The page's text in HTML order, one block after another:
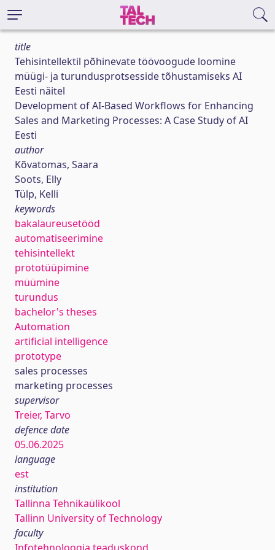
title
Tehisintellektil põhinevate töövoogude loomine
müügi- ja turundusprotsesside tõhustamiseks AI
Eesti näitel
Development of AI-Based Workflows for Enhancing
Sales and Marketing Processes: A Case Study of AI
Eesti
author
Kõvatomas, Saara
Soots, Elly
Tülp, Kelli
keywords
bakalaureusetööd
automatiseerimine
tehisintellekt
prototüüpimine
müümine
turundus
bachelor's theses
Automation
artificial intelligence
prototype
sales processes
marketing processes
supervisor
Treier, Tarvo
defence date
05.06.2025
language
est
institution
Tallinna Tehnikaülikool
Tallinn University of Technology
faculty